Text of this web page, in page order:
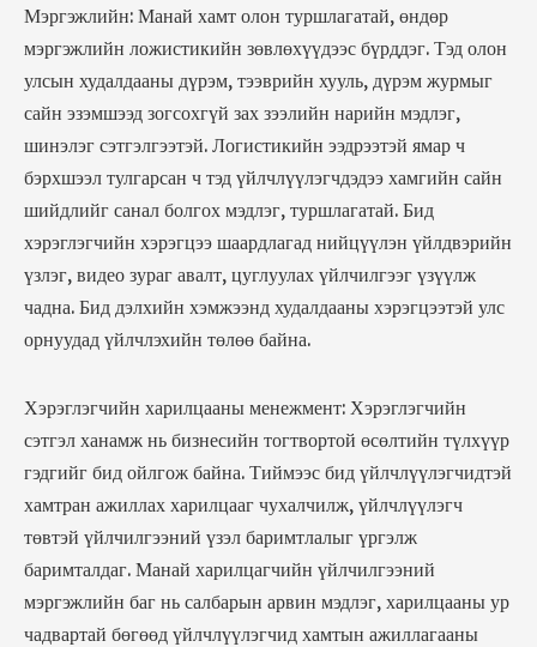
Мэргэжлийн: Манай хамт олон туршлагатай, өндөр
мэргэжлийн ложистикийн зөвлөхүүдээс бүрддэг. Тэд олон
улсын худалдааны дүрэм, тээврийн хууль, дүрэм журмыг
сайн эзэмшээд зогсохгүй зах зээлийн нарийн мэдлэг,
шинэлэг сэтгэлгээтэй. Логистикийн ээдрээтэй ямар ч
бэрхшээл тулгарсан ч тэд үйлчлүүлэгчдэдээ хамгийн сайн
шийдлийг санал болгох мэдлэг, туршлагатай. Бид
хэрэглэгчийн хэрэгцээ шаардлагад нийцүүлэн үйлдвэрийн
үзлэг, видео зураг авалт, цуглуулах үйлчилгээг үзүүлж
чадна. Бид дэлхийн хэмжээнд худалдааны хэрэгцээтэй улс
орнуудад үйлчлэхийн төлөө байна.
Хэрэглэгчийн харилцааны менежмент: Хэрэглэгчийн
сэтгэл ханамж нь бизнесийн тогтвортой өсөлтийн түлхүүр
гэдгийг бид ойлгож байна. Тиймээс бид үйлчлүүлэгчидтэй
хамтран ажиллах харилцааг чухалчилж, үйлчлүүлэгч
төвтэй үйлчилгээний үзэл баримтлалыг үргэлж
баримталдаг. Манай харилцагчийн үйлчилгээний
мэргэжлийн баг нь салбарын арвин мэдлэг, харилцааны ур
чадвартай бөгөөд үйлчлүүлэгчид хамтын ажиллагааны